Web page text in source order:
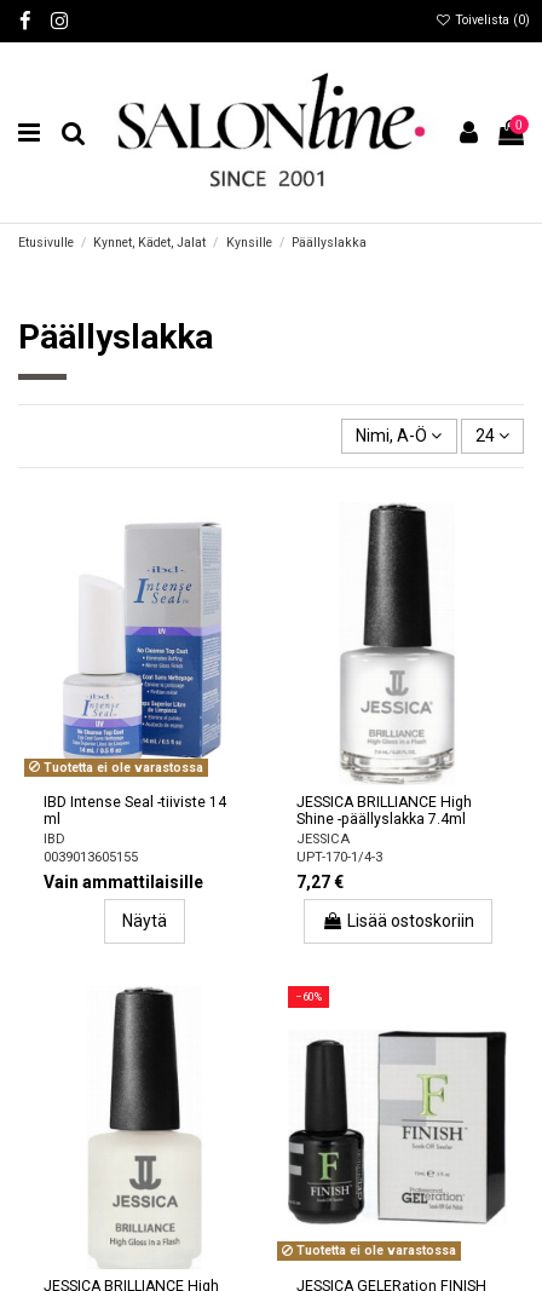
Toivelista (0)
0
Etusivulle Kynnet, Kädet, Jalat Kynsille Päällyslakka
Päällyslakka
Nimi, A-Ö 24
Tuotetta ei ole varastossa
IBD Intense Seal -tiiviste 14
ml
IBD
0039013605155
Vain ammattilaisille
Näytä
JESSICA BRILLIANCE High
Shine -päällyslakka 7.4ml
JESSICA
UPT-170-1/4-3
7,27 €
Lisää ostoskoriin
JESSICA BRILLIANCE High
−60%
Tuotetta ei ole varastossa
JESSICA GELERation FINISH